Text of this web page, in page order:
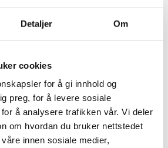
Detaljer Om
cookies
for å gi innhold og
preg, for å levere sosiale
å analysere trafikken vår. Vi deler
om hvordan du bruker nettstedet
innen sosiale medier,
arbeidlivet arbeidslivet
beste praksis
den nødvendige samtale
e-læring